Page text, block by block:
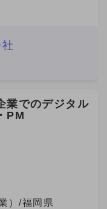
業でのデジタル
PM
）/福岡県